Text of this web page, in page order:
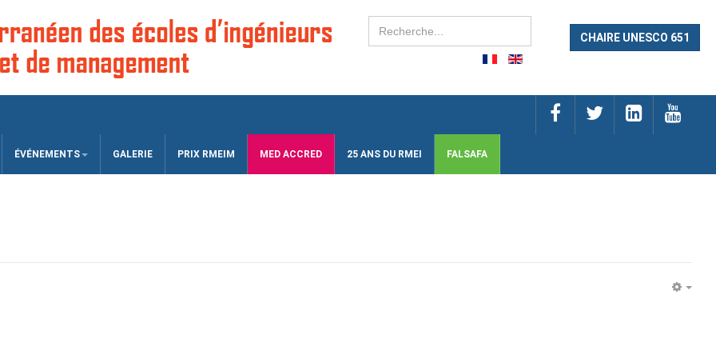
CHAIRE UNESCO 651
ÉVÉNEMENTS GALERIE PRIX RMEIM MED ACCRED 25 ANS DU RMEI FALSAFA